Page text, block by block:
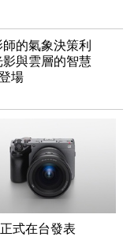
的氣象決策利
與雲層的智慧
場
式在台發表